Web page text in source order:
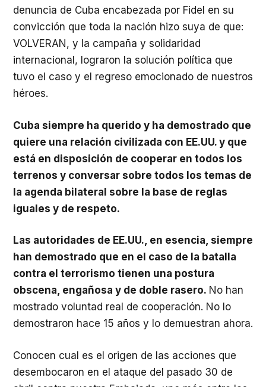
denuncia de Cuba encabezada por Fidel en su
convicción que toda la nación hizo suya de que:
VOLVERAN, y la campaña y solidaridad
internacional, lograron la solución política que
tuvo el caso y el regreso emocionado de nuestros
héroes.
Cuba siempre ha querido y ha demostrado que
quiere una relación civilizada con EE.UU. y que
está en disposición de cooperar en todos los
terrenos y conversar sobre todos los temas de
la agenda bilateral sobre la base de reglas
iguales y de respeto.
Las autoridades de EE.UU., en esencia, siempre
han demostrado que en el caso de la batalla
contra el terrorismo tienen una postura
obscena, engañosa y de doble rasero. No han
mostrado voluntad real de cooperación. No lo
demostraron hace 15 años y lo demuestran ahora.
Conocen cual es el origen de las acciones que
desembocaron en el ataque del pasado 30 de